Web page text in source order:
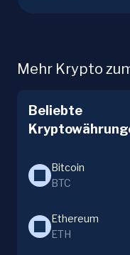
Mehr Krypto
Beliebte
Bitcoin
BTC
Ethereum
ETH